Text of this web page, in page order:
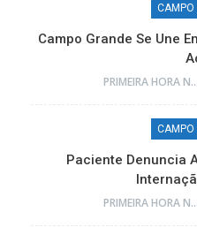
CAMPO
Campo Grande Se Une
PRIMEIRA HORA NEWS
CAMPO
Paciente Denuncia
PRIMEIRA HORA NEWS